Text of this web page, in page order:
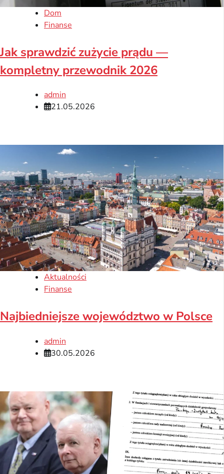
Dom
Finanse
Jak sprawdzić zużycie prądu —
kompletny przewodnik 2026
admin
21.05.2026
Aktualności
Finanse
Najbiedniejsze województwo w Polsce
admin
30.05.2026